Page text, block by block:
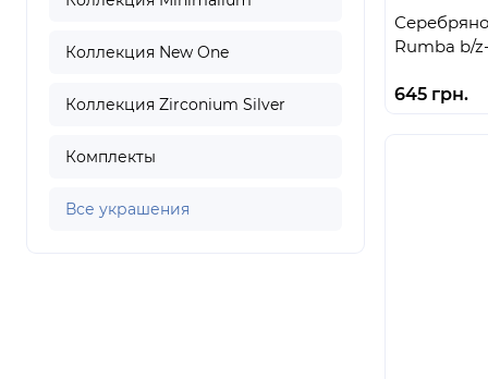
Коллекция New One
Коллекция Zirconium Silver
Комплекты
Все украшения
Rumba b/
645 грн.